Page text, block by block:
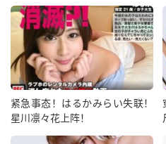
紧急事态！はるかみらい失联！
星川凛々花上阵！